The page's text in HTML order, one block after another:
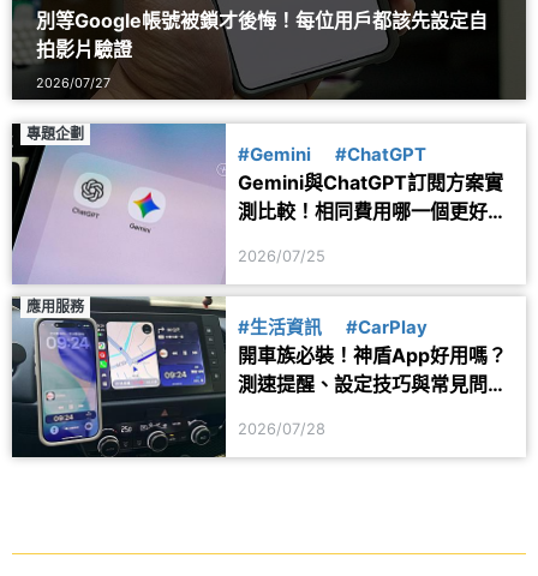
別等Google帳號被鎖才後悔！每位用戶都該先設定自
拍影片驗證
2026/07/27
專題企劃
#Gemini #ChatGPT
Gemini與ChatGPT訂閱方案實
測比較！相同費用哪一個更好
2026/07/25
應用服務
#生活資訊 #CarPlay
開車族必裝！神盾App好用嗎？
測速提醒、設定技巧與常見問題
2026/07/28